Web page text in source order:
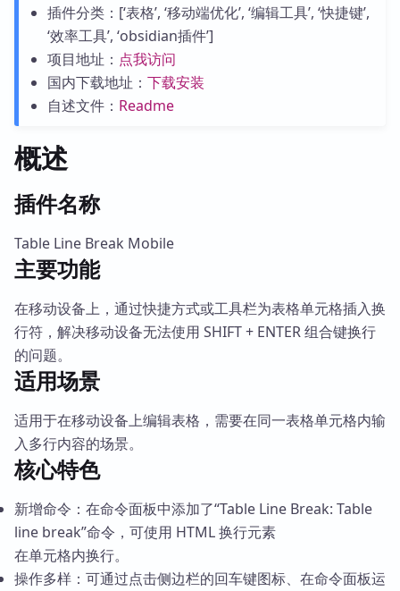
插件分类：[‘表格’, ‘移动端优化’, ‘编辑工具’, ‘快捷键’,
‘效率工具’, ‘obsidian插件’]
项目地址： 点我访问
国内下载地址： 下载安装
自述文件： Readme
概述
插件名称
Table Line Break Mobile
主要功能
在移动设备上，通过快捷方式或工具栏为表格单元格插入换
行符，解决移动设备无法使用 SHIFT + ENTER 组合键换行
的问题。
适用场景
适用于在移动设备上编辑表格，需要在同一表格单元格内输
入多行内容的场景。
核心特色
新增命令：在命令面板中添加了“Table Line Break: Table
line break”命令，可使用 HTML 换行元素
在单元格内换行。
操作多样：可通过点击侧边栏的回车键图标、在命令面板运